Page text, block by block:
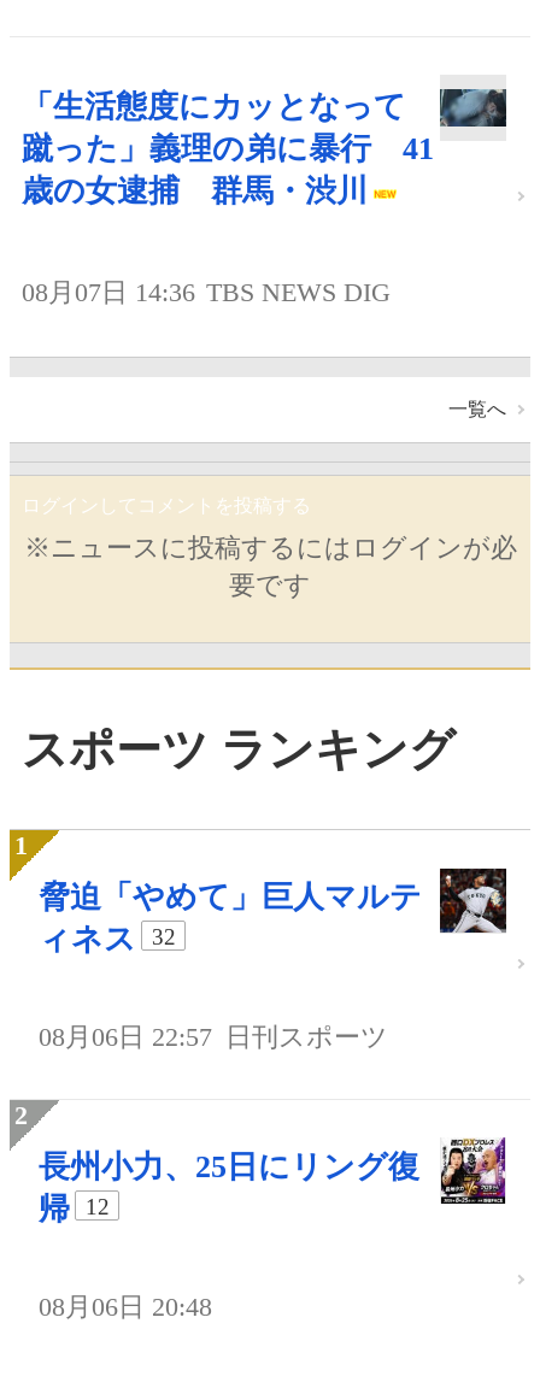
「生活態度にカッとなって
蹴った」義理の弟に暴行 41
歳の女逮捕 群馬・渋川
08月07日 14:36 TBS NEWS DIG
一覧へ
ログインしてコメントを投稿する
※ニュースに投稿するにはログインが必
要です
スポーツ ランキング
脅迫「やめて」巨人マルテ
ィネス
32
08月06日 22:57 日刊スポーツ
長州小力、25日にリング復
帰
12
08月06日 20:48